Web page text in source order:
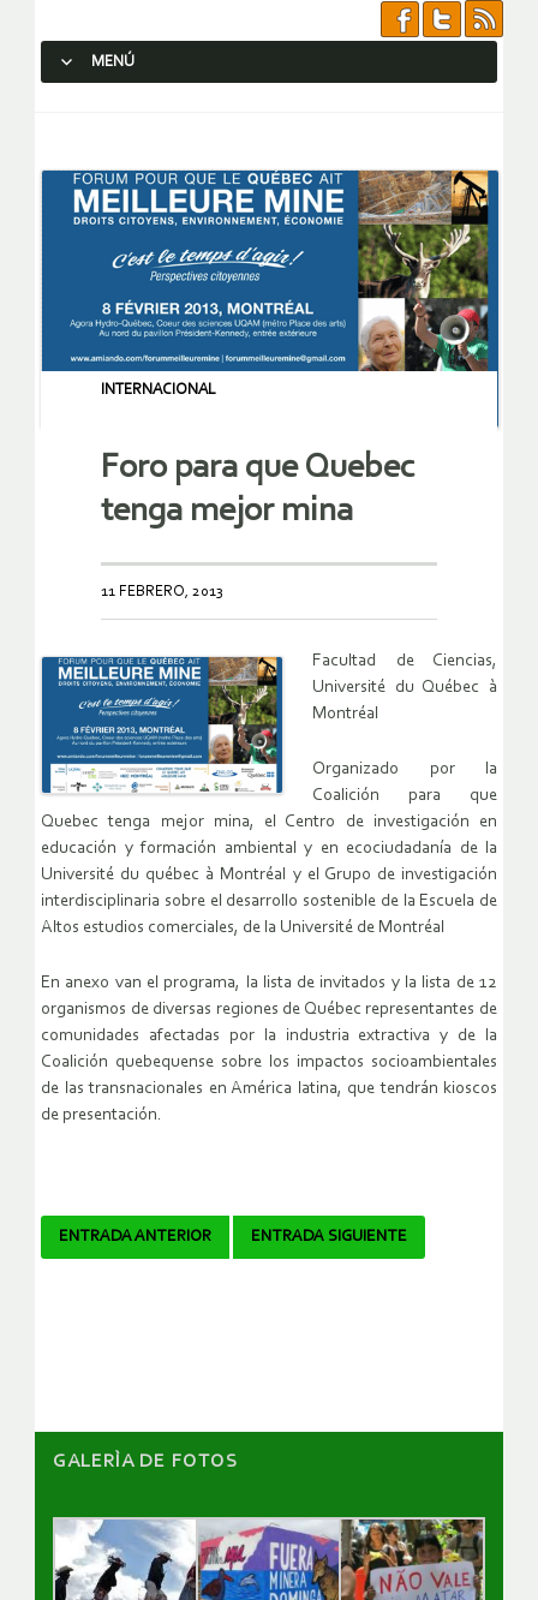
MENÚ
INTERNACIONAL
Foro para que Quebec
tenga mejor mina
11 FEBRERO, 2013
Facultad de Ciencias,
Université du Québec à
Montréal
Organizado por la
Coalición para que
Quebec tenga mejor mina, el Centro de investigación en
educación y formación ambiental y en ecociudadanía de la
Université du québec à Montréal y el Grupo de investigación
interdisciplinaria sobre el desarrollo sostenible de la Escuela de
Altos estudios comerciales, de la Université de Montréal
En anexo van el programa, la lista de invitados y la lista de 12
organismos de diversas regiones de Québec representantes de
comunidades afectadas por la industria extractiva y de la
Coalición quebequense sobre los impactos socioambientales
de las transnacionales en América latina, que tendrán kioscos
de presentación.
Navegador
ENTRADA ANTERIOR ENTRADA SIGUIENTE
GALERÌA DE FOTOS